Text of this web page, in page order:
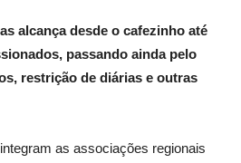
alcança desde o cafezinho até
passando ainda pelo
restrição de diárias e outras
as associações regionais